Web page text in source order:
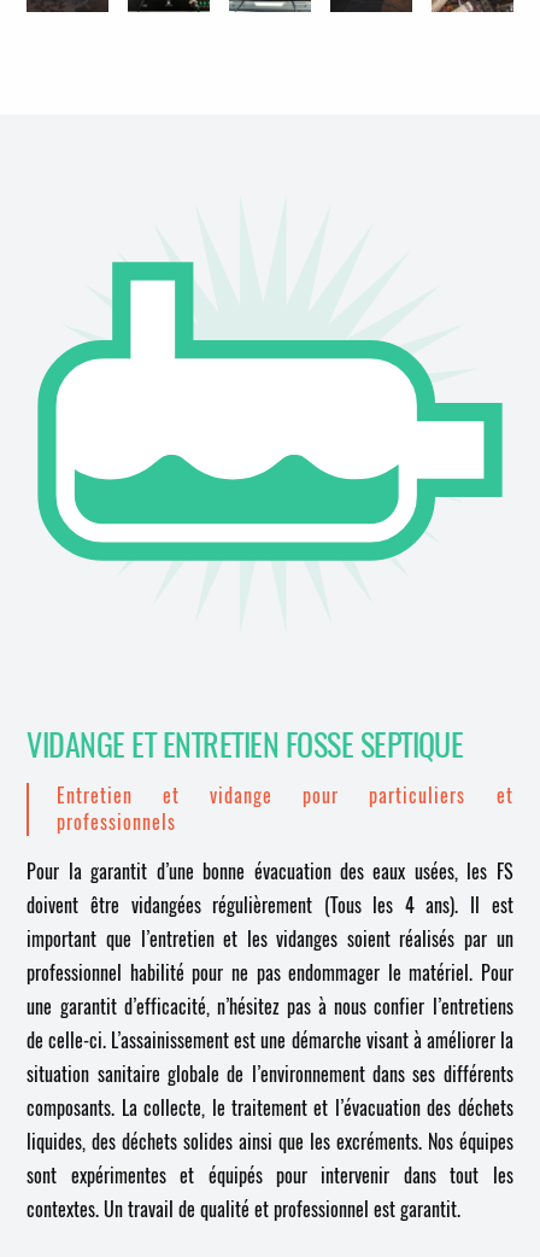
VIDANGE ET ENTRETIEN FOSSE SEPTIQUE
Entretien et vidange pour particuliers et
professionnels
Pour la garantit d’une bonne évacuation des eaux usées, les FS
doivent être vidangées régulièrement (Tous les 4 ans). Il est
important que l’entretien et les vidanges soient réalisés par un
professionnel habilité pour ne pas endommager le matériel. Pour
une garantit d’efficacité, n’hésitez pas à nous confier l’entretiens
de celle-ci. L’assainissement est une démarche visant à améliorer la
situation sanitaire globale de l’environnement dans ses différents
composants. La collecte, le traitement et l’évacuation des déchets
liquides, des déchets solides ainsi que les excréments. Nos équipes
sont expérimentes et équipés pour intervenir dans tout les
contextes. Un travail de qualité et professionnel est garantit.